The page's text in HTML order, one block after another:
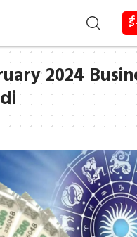
2024